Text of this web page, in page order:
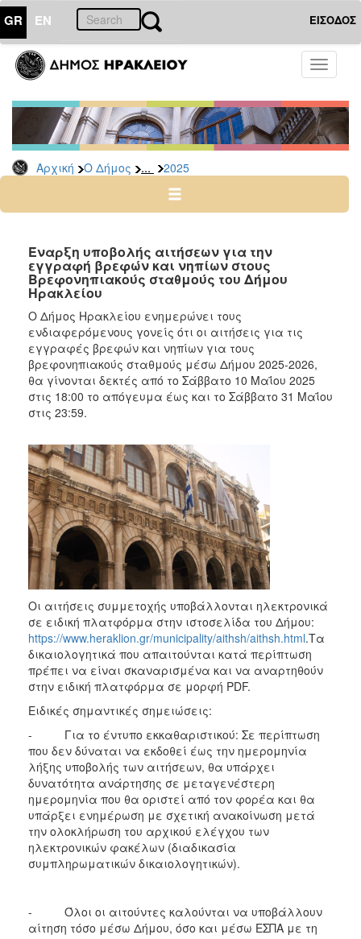
GR EN ΕΙΣΟΔΟΣ
Toggle
Αρχική Ο Δήμος ... 2025
ΔΗΜΟΣ
Δελτία
Τύπου
Αρχείο
2026
2024
2022
2021
2020
2019
2018
2017
2016
2013
2012
2011
2010
2006
ΤΟΠΟΣ
ΠΟΛΙΤΙΣΜΟΣ
ΑΝΘΕΚΤΙΚΗ
Έναρξη υποβολής αιτήσεων για την
εγγραφή βρεφών και νηπίων στους
Βρεφονηπιακούς σταθμούς του Δήμου
Ηρακλείου
Ο Δήμος Ηρακλείου ενημερώνει τους
ενδιαφερόμενους γονείς ότι οι αιτήσεις για τις
εγγραφές βρεφών και νηπίων για τους
βρεφονηπιακούς σταθμούς μέσω Δήμου 2025-2026,
θα γίνονται δεκτές από το Σάββατο 10 Μαΐου 2025
στις 18:00 το απόγευμα έως και το Σάββατο 31 Μαΐου
στις 23:59.
Οι αιτήσεις συμμετοχής υποβάλλονται ηλεκτρονικά
σε ειδική πλατφόρμα στην ιστοσελίδα του Δήμου:
https://www.heraklion.gr/municipality/aithsh/aithsh.html.Τα
δικαιολογητικά που απαιτούνται κατά περίπτωση
πρέπει να είναι σκαναρισμένα και να αναρτηθούν
στην ειδική πλατφόρμα σε μορφή PDF.
Ειδικές σημαντικές σημειώσεις:
- Για το έντυπο εκκαθαριστικού: Σε περίπτωση
που δεν δύναται να εκδοθεί έως την ημερομηνία
λήξης υποβολής των αιτήσεων, θα υπάρχει
δυνατότητα ανάρτησης σε μεταγενέστερη
ημερομηνία που θα οριστεί από τον φορέα και θα
υπάρξει ενημέρωση με σχετική ανακοίνωση μετά
την ολοκλήρωση του αρχικού ελέγχου των
ηλεκτρονικών φακέλων (διαδικασία
συμπληρωματικών δικαιολογητικών).
- Όλοι οι αιτούντες καλούνται να υποβάλλουν
αίτηση τόσο μέσω Δήμου, όσο και μέσω ΕΣΠΑ με τη